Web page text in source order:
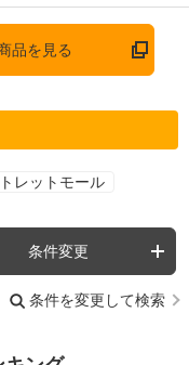
品を見る
レットモール
条件変更
条件を変更して検索